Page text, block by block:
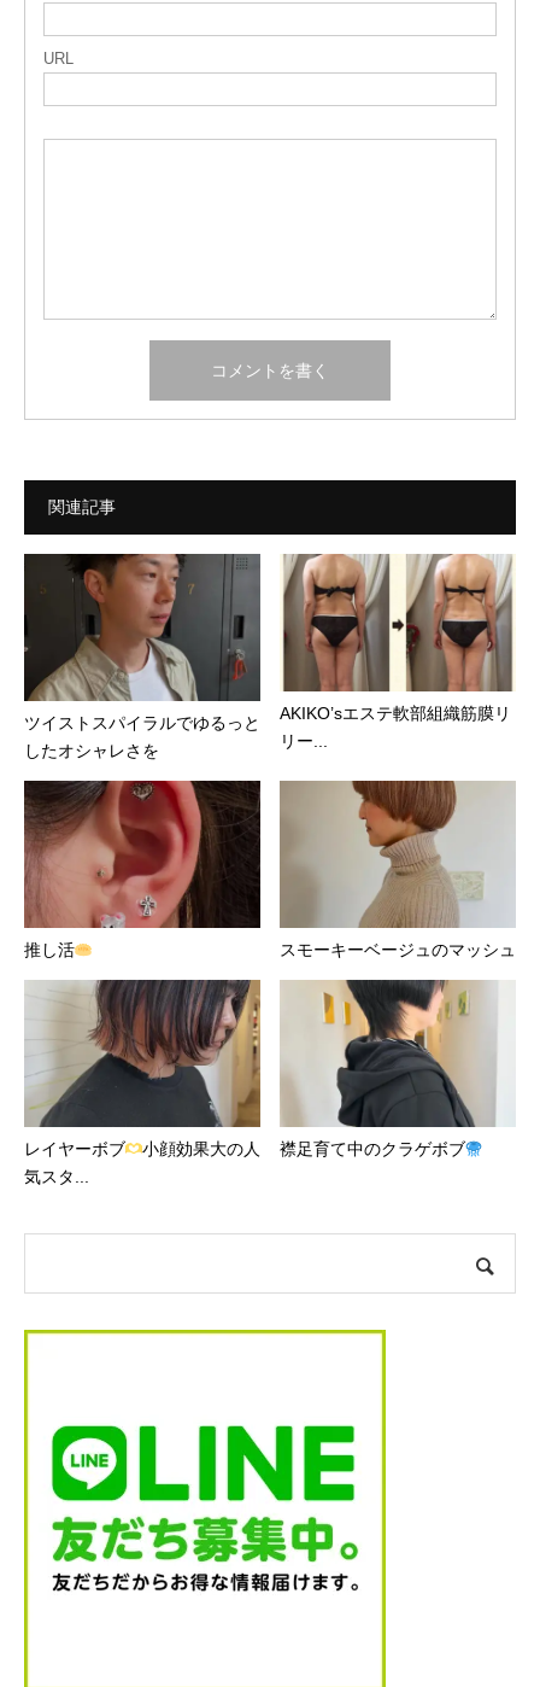
URL
関連記事
ツイストスパイラルでゆるっと
したオシャレさを
AKIKO’sエステ軟部組織筋膜リ
リー...
推し活 スモーキーベージュのマッシュ
レイヤーボブ
小顔効果大の人
気スタ...
襟足育て中のクラゲボブ